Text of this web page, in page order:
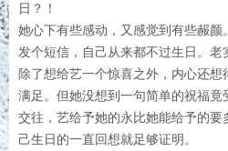
日？！
她心下有些感动，又感觉到有些赧
发个短信，自己从来都不过生日。老
除了想给艺一个惊喜之外，内心还想
满足。但她没想到一句简单的祝福
交往，艺给予她的永比她能给予的要
己生日的一直回想就足够证明。